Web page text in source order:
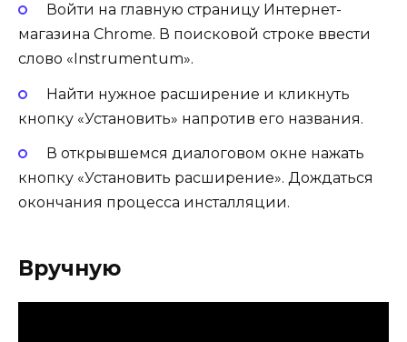
Войти на главную страницу Интернет-
магазина Chrome. В поисковой строке ввести
слово «Instrumentum».
Найти нужное расширение и кликнуть
кнопку «Установить» напротив его названия.
В открывшемся диалоговом окне нажать
кнопку «Установить расширение». Дождаться
окончания процесса инсталляции.
Вручную